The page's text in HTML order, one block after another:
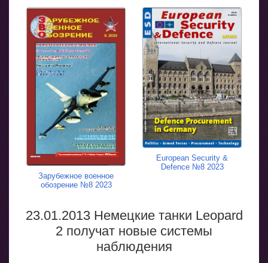
Зарубежное военное
обозрение №8 2023
European Security &
Defence №8 2023
23.01.2013 Немецкие танки Leopard
2 получат новые системы
наблюдения